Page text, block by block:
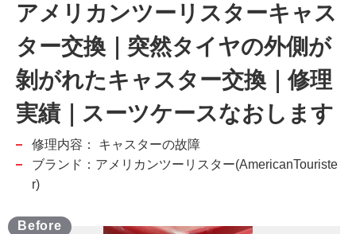
アメリカンツーリスターキャス
ター交換｜突然タイヤの外側が
剝がれたキャスター交換｜修理
実績｜スーツケースなおします
修理内容：
キャスターの故障
ブランド：アメリカンツーリスター(AmericanTouriste
r)